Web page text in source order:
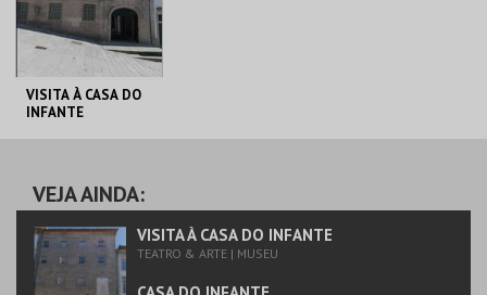
VISITA À CASA DO
INFANTE
MAIS INFO
COMPRAR
VEJA AINDA:
VISITA À CASA DO INFANTE
TEATRO & ARTE | MUSEU